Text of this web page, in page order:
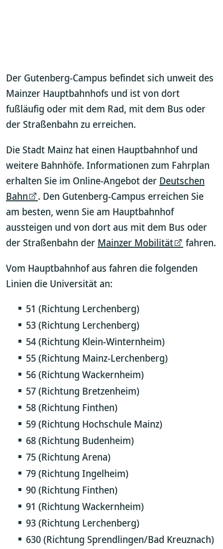
Der Gutenberg-Campus befindet sich unweit des
Mainzer Hauptbahnhofs und ist von dort
fußläufig oder mit dem Rad, mit dem Bus oder
der Straßenbahn zu erreichen.
Die Stadt Mainz hat einen Hauptbahnhof und
weitere Bahnhöfe. Informationen zum Fahrplan
erhalten Sie im Online-Angebot der Deutschen
Bahn
. Den Gutenberg-Campus erreichen Sie
am besten, wenn Sie am Hauptbahnhof
aussteigen und von dort aus mit dem Bus oder
der Straßenbahn der Mainzer Mobilität
fahren.
Vom Hauptbahnhof aus fahren die folgenden
Linien die Universität an:
51 (Richtung Lerchenberg)
53 (Richtung Lerchenberg)
54 (Richtung Klein-Winternheim)
55 (Richtung Mainz-Lerchenberg)
56 (Richtung Wackernheim)
57 (Richtung Bretzenheim)
58 (Richtung Finthen)
59 (Richtung Hochschule Mainz)
68 (Richtung Budenheim)
75 (Richtung Arena)
79 (Richtung Ingelheim)
90 (Richtung Finthen)
91 (Richtung Wackernheim)
93 (Richtung Lerchenberg)
630 (Richtung Sprendlingen/Bad Kreuznach)